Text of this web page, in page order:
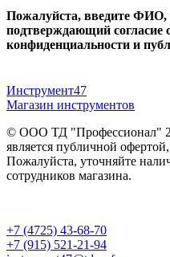
Пожалуйста, введите ФИО,
подтверждающий согласие
конфиденциальности и
Инструмент47
Магазин инструментов
© ООО ТД "Профессионал"
является публичной
Пожалуйста, уточняйте
сотрудников магазина.
+7 (4725) 43-68-70
+7 (915) 521-21-94